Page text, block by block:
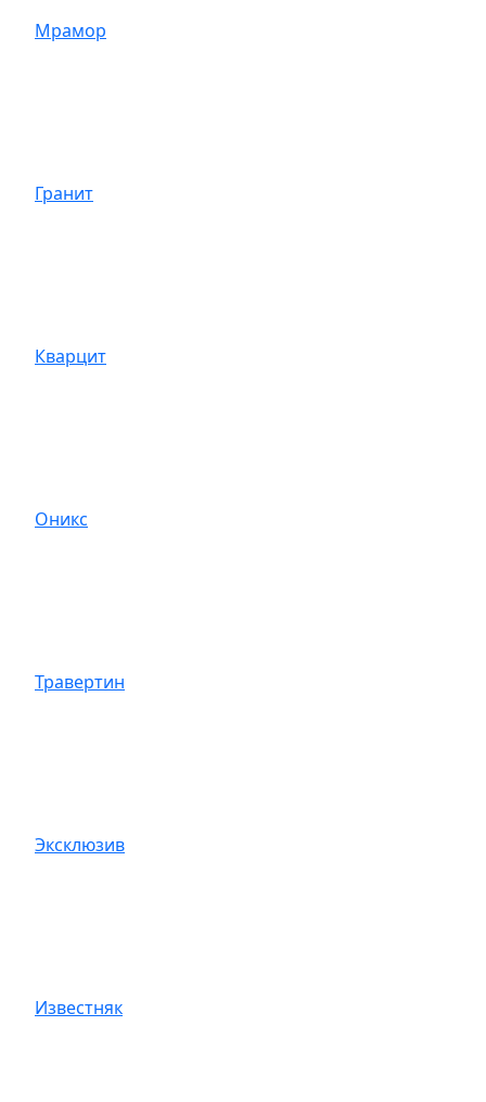
Мрамор
Гранит
Кварцит
Оникс
Травертин
Эксклюзив
Известняк